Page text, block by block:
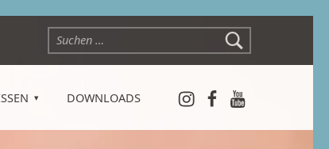
DOWNLOADS
Instagram
Facebook
YouTube